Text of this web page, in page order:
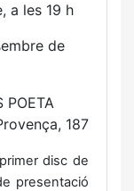
a les 19 h
de
POETA
187
disc de
presentació